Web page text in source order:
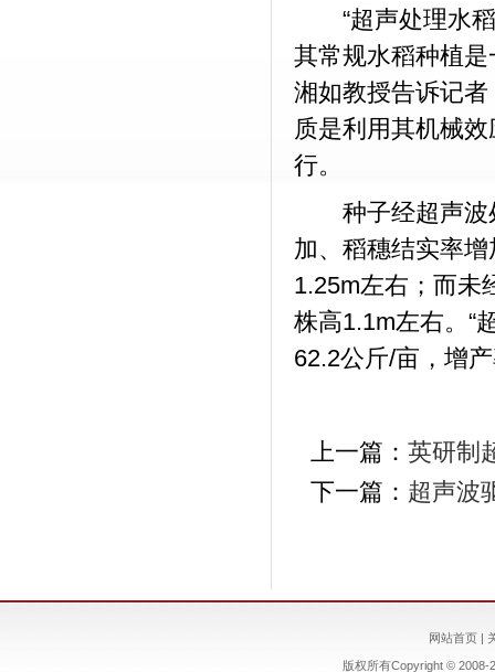
“超声处理水稻
其常规水稻种植
湘如教授告诉记
质是利用其机械
行。
种子经超声波
加、稻穗结实率
1.25m左右；而未
株高1.1m左右。“
62.2公斤/亩，增
上一篇： 英研制
下一篇： 超声波
网站首页 |
版权所有Copyright © 2008-